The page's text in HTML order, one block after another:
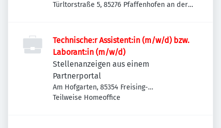
Türltorstraße 5, 85276 Pfaffenhofen an der
Technische:r Assistent:in (m/w/d) bzw.
Laborant:in (m/w/d)
Stellenanzeigen aus einem
Partnerportal
Am Hofgarten, 85354 Freising-
Weihenstephan, Deutschland
Teilweise Homeoffice